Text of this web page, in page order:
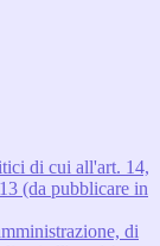
di cui all'art. 14,
(da pubblicare in
di